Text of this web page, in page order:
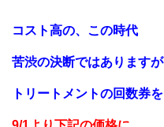
コスト高の、この時代
苦渋の決断ではありますが
トリートメントの回数券を